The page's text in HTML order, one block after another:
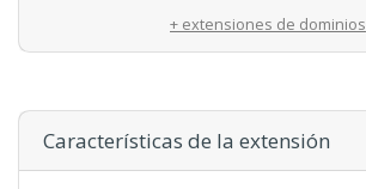
+ extensiones de dominios
Características de la extensión